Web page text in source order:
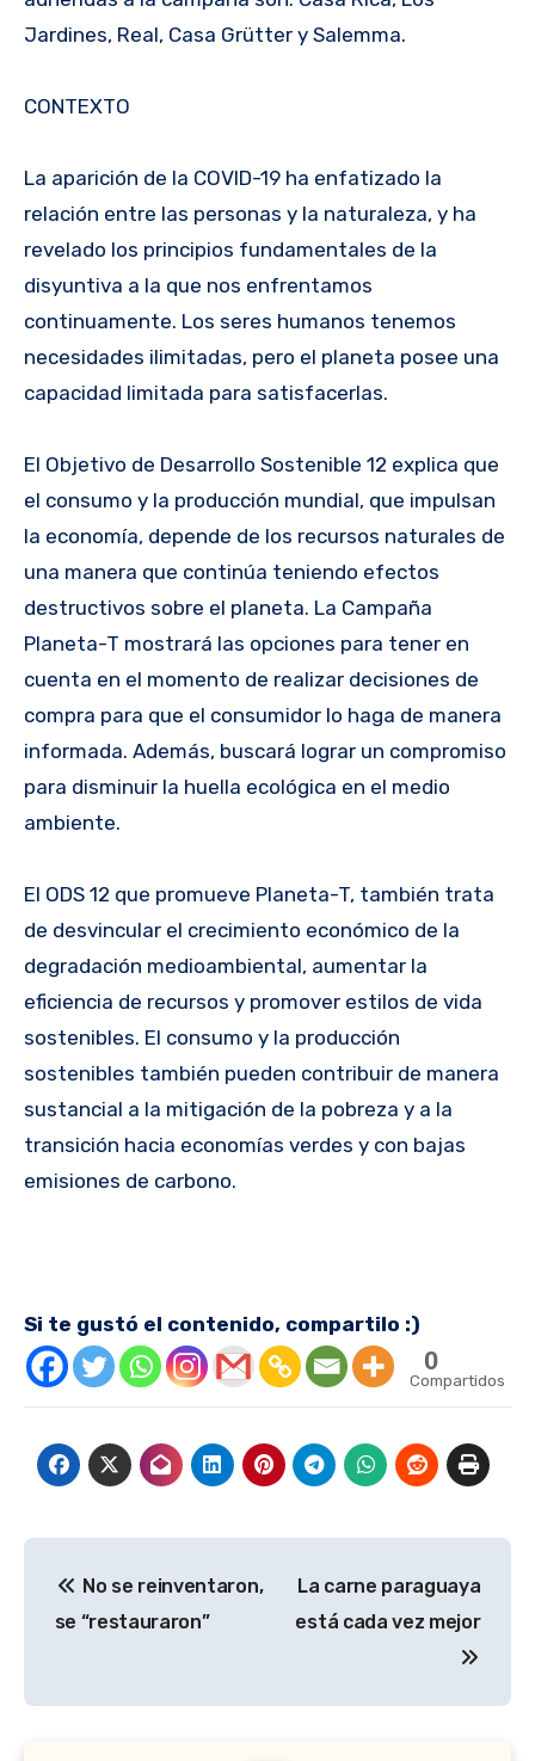
Jardines, Real, Casa Grütter y Salemma.
CONTEXTO
La aparición de la COVID-19 ha enfatizado la
relación entre las personas y la naturaleza, y ha
revelado los principios fundamentales de la
disyuntiva a la que nos enfrentamos
continuamente. Los seres humanos tenemos
necesidades ilimitadas, pero el planeta posee una
capacidad limitada para satisfacerlas.
El Objetivo de Desarrollo Sostenible 12 explica que
el consumo y la producción mundial, que impulsan
la economía, depende de los recursos naturales de
una manera que continúa teniendo efectos
destructivos sobre el planeta. La Campaña
Planeta-T mostrará las opciones para tener en
cuenta en el momento de realizar decisiones de
compra para que el consumidor lo haga de manera
informada. Además, buscará lograr un compromiso
para disminuir la huella ecológica en el medio
ambiente.
El ODS 12 que promueve Planeta-T, también trata
de desvincular el crecimiento económico de la
degradación medioambiental, aumentar la
eficiencia de recursos y promover estilos de vida
sostenibles. El consumo y la producción
sostenibles también pueden contribuir de manera
sustancial a la mitigación de la pobreza y a la
transición hacia economías verdes y con bajas
emisiones de carbono.
Si te gustó el contenido, compartilo :)
0
Compartidos
de
No se reinventaron,
se “restauraron”
La carne paraguaya
está cada vez mejor